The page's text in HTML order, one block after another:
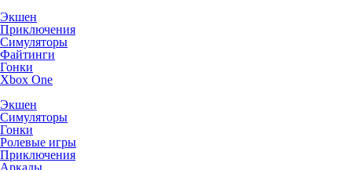
Экшен
Приключения
Симуляторы
Файтинги
Гонки
Xbox One
Экшен
Симуляторы
Гонки
Ролевые игры
Приключения
Аркады